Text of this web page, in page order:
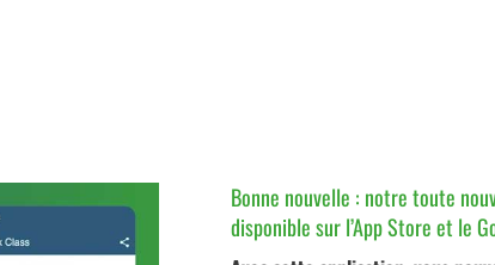
Bonne nouvelle : notre toute
disponible sur l’App Store et le